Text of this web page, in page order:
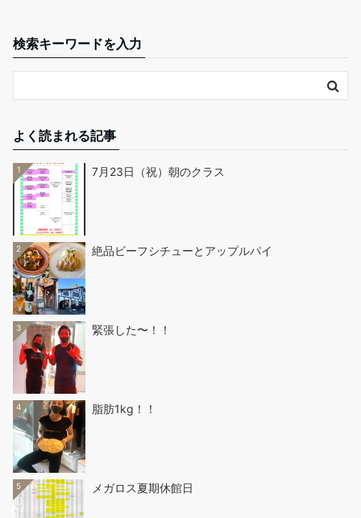
検索キーワードを入力
よく読まれる記事
1 7月23日（祝）朝のクラス
2 絶品ビーフシチューとアップルパイ
3 緊張した〜！！
4 脂肪1kg！！
5 メガロス夏期休館日